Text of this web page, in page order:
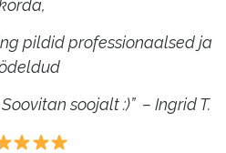
pildid professionaalsed ja
soojalt :)” – Ingrid T.